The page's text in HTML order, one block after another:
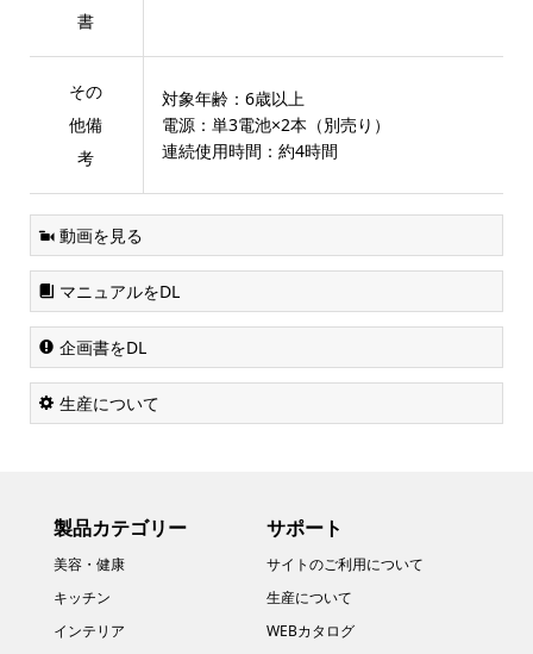
書
その
他備
考
対象年齢：6歳以上
電源：単3電池×2本（別売り）
連続使用時間：約4時間
動画を見る
マニュアルをDL
企画書をDL
生産について
製品カテゴリー
美容・健康
キッチン
インテリア
サポート
サイトのご利用について
生産について
WEBカタログ